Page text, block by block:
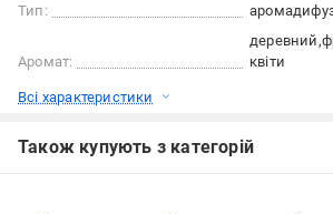
Тип:
Аромат:
деревний
квіти
Всі характеристики
Також купують з категорій